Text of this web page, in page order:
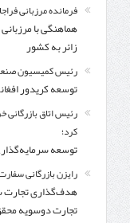
فرمانده مرزبانی
هماهنگی با
زائر به کشور
رئیس کمیسیون صنعت
توسعه کریدور
رئیس اتاق بازرگانی
کرد؛
توسعه
رایزن بازرگانی
تجارت دوسویه